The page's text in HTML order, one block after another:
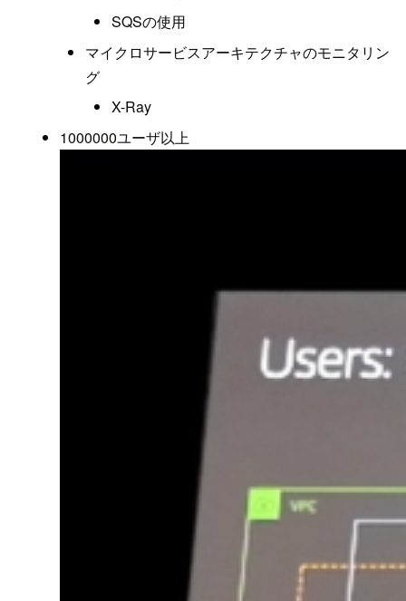
SQSの使用
マイクロサービスアーキテクチャのモニタリン
グ
X-Ray
1000000ユーザ以上